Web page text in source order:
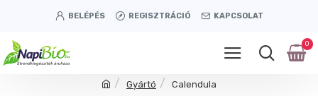
BELÉPÉS REGISZTRÁCIÓ KAPCSOLAT
0
Gyártó Calendula